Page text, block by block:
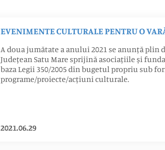
EVENIMENTE CULTURALE PENTRU O
A doua jumătate a anului 2021 se anunță
Județean Satu Mare sprijină asociațiile și
baza Legii 350/2005 din bugetul propriu sub
programe/proiecte/acțiuni culturale.
2021.06.29